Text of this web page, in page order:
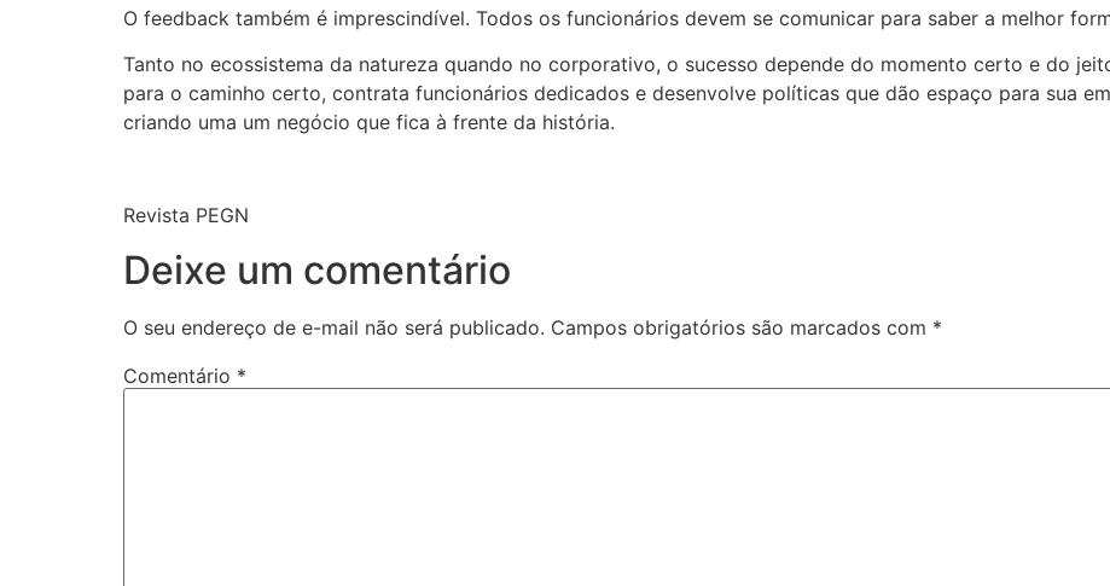
O feedback também é imprescindível. Todos os funcionários devem se comunicar para saber a melhor
Tanto no ecossistema da natureza quando no corporativo, o sucesso depende do momento certo e do
para o caminho certo, contrata funcionários dedicados e desenvolve políticas que dão espaço para sua
criando uma um negócio que fica à frente da história.
Revista PEGN
Deixe um comentário
O seu endereço de e-mail não será publicado. Campos obrigatórios são marcados com *
Comentário *